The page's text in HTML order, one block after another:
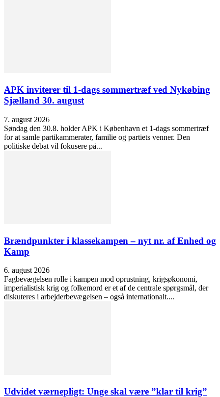
APK inviterer til 1-dags sommertræf ved Nykøbing
Sjælland 30. august
7. august 2026
Søndag den 30.8. holder APK i København et 1-dags sommertræf
for at samle partikammerater, familie og partiets venner. Den
politiske debat vil fokusere på...
Brændpunkter i klassekampen – nyt nr. af Enhed og
Kamp
6. august 2026
Fagbevægelsen rolle i kampen mod oprustning, krigsøkonomi,
imperialistisk krig og folkemord er et af de centrale spørgsmål, der
diskuteres i arbejderbevægelsen – også internationalt....
Udvidet værnepligt: Unge skal være ”klar til krig”